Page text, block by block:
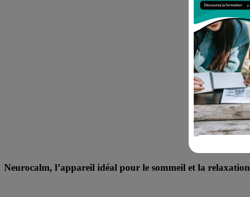
Neurocalm, l’appareil idéal pour le sommeil et la relaxation